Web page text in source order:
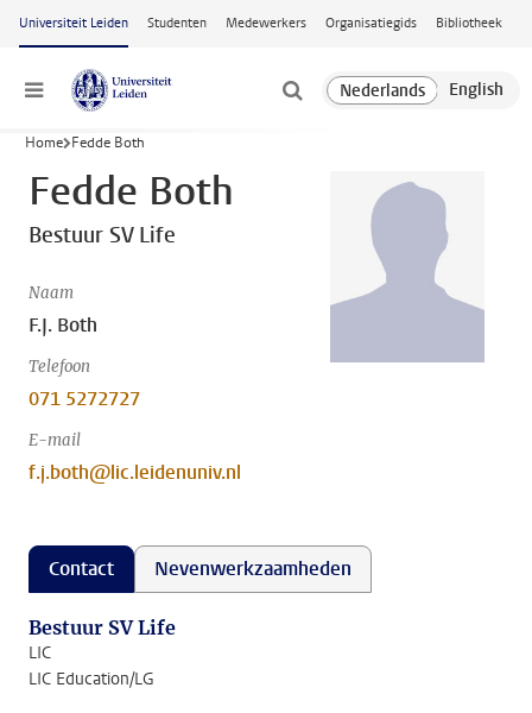
Ga naar hoofdinhoud
Universiteit Leiden Studenten Medewerkers Organisatiegids Bibliotheek
Menu
Home Fedde Both
Fedde Both
Bestuur SV Life
Naam
F.J. Both
Telefoon
071 5272727
E-mail
f.j.both@lic.leidenuniv.nl
Contact Nevenwerkzaamheden
Bestuur SV Life
LIC
LIC Education/LG